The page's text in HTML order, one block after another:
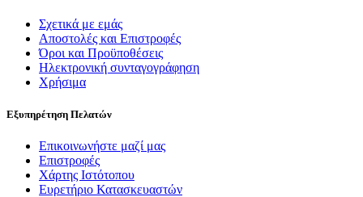
Σχετικά με εμάς
Αποστολές και Επιστροφές
Όροι και Προϋποθέσεις
Ηλεκτρονική συνταγογράφηση
Χρήσιμα
Εξυπηρέτηση Πελατών
Επικοινωνήστε μαζί μας
Επιστροφές
Χάρτης Ιστότοπου
Ευρετήριο Κατασκευαστών